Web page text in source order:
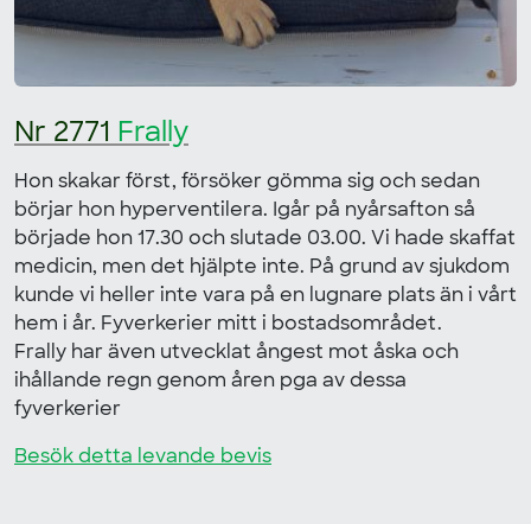
Nr 2771 Frally
Hon skakar först, försöker gömma sig och sedan
börjar hon hyperventilera. Igår på nyårsafton så
började hon 17.30 och slutade 03.00. Vi hade skaffat
medicin, men det hjälpte inte. På grund av sjukdom
kunde vi heller inte vara på en lugnare plats än i vårt
hem i år. Fyverkerier mitt i bostadsområdet.
Frally har även utvecklat ångest mot åska och
ihållande regn genom åren pga av dessa
fyverkerier
Besök detta levande bevis